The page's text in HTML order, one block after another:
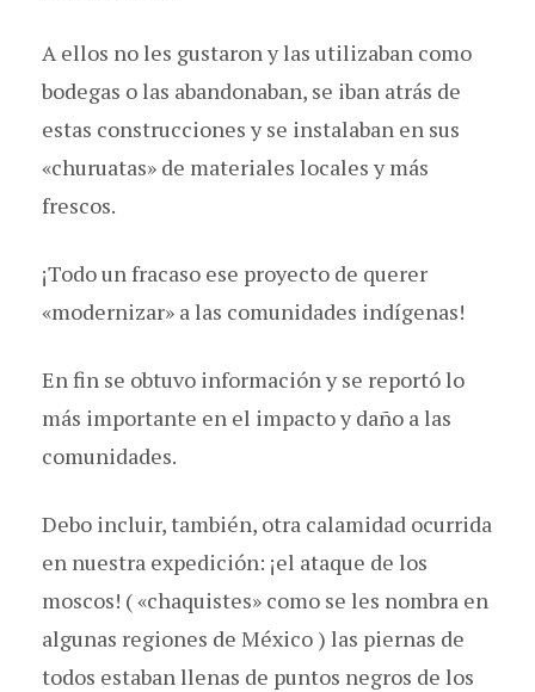
A ellos no les gustaron y las utilizaban como
bodegas o las abandonaban, se iban atrás de
estas construcciones y se instalaban en sus
«churuatas» de materiales locales y más
frescos.
¡Todo un fracaso ese proyecto de querer
«modernizar» a las comunidades indígenas!
En fin se obtuvo información y se reportó lo
más importante en el impacto y daño a las
comunidades.
Debo incluir, también, otra calamidad ocurrida
en nuestra expedición: ¡el ataque de los
moscos! ( «chaquistes» como se les nombra en
algunas regiones de México ) las piernas de
todos estaban llenas de puntos negros de los